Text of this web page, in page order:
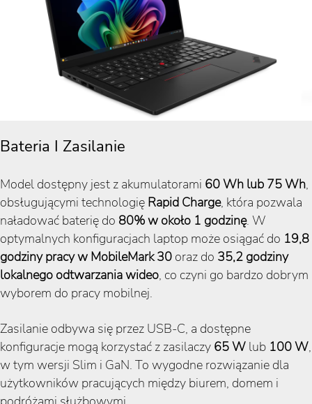
Bateria I Zasilanie
Model dostępny jest z akumulatorami 60 Wh lub 75 Wh,
obsługującymi technologię Rapid Charge, która pozwala
naładować baterię do 80% w około 1 godzinę. W
optymalnych konfiguracjach laptop może osiągać do 19,8
godziny pracy w MobileMark 30 oraz do 35,2 godziny
lokalnego odtwarzania wideo, co czyni go bardzo dobrym
wyborem do pracy mobilnej.
Zasilanie odbywa się przez USB-C, a dostępne
konfiguracje mogą korzystać z zasilaczy 65 W lub 100 W,
w tym wersji Slim i GaN. To wygodne rozwiązanie dla
użytkowników pracujących między biurem, domem i